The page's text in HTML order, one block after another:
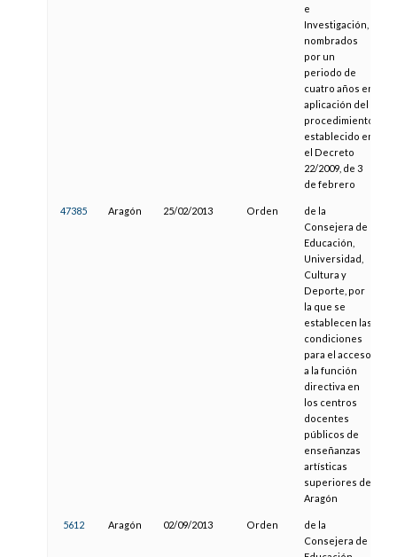
e
Investigación,
nombrados
por un
periodo de
cuatro años en
aplicación del
procedimiento
establecido en
el Decreto
22/2009, de 3
de febrero
47385 Aragón 25/02/2013 Orden
de la
Consejera de
Educación,
Universidad,
Cultura y
Deporte, por
la que se
establecen las
condiciones
para el acceso
a la función
directiva en
los centros
docentes
públicos de
enseñanzas
artísticas
superiores de
Aragón
5612 Aragón 02/09/2013 Orden
de la
Consejera de